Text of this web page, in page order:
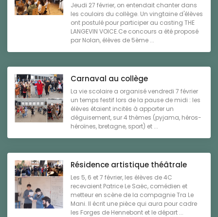
Jeudi 27 février, on entendait chanter dans
les couloirs du collège. Un vingtaine d'élèves
ont postulé pour participer au casting THE
LANGEVIN VOICE.Ce concours a été proposé
par Nolan, élèves de 5ème ...
Carnaval au collège
La vie scolaire a organisé vendredi 7 février
un temps festif lors de la pause de midi : les
élèves étaient incités à apporter un
déguisement, sur 4 thèmes (pyjama, héros-
héroïnes, bretagne, sport) et ...
Résidence artistique théâtrale
Les 5, 6 et 7 février, les élèves de 4C
recevaient Patrice Le Saëc, comédien et
metteur en scène de la compagnie Tra Le
Mani. Il écrit une pièce qui aura pour cadre
les Forges de Hennebont et le départ ...